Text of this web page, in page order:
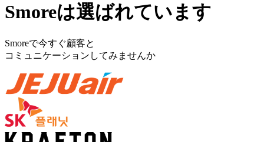
Smoreは選ばれています
Smoreで今すぐ顧客と
コミュニケーションしてみませんか